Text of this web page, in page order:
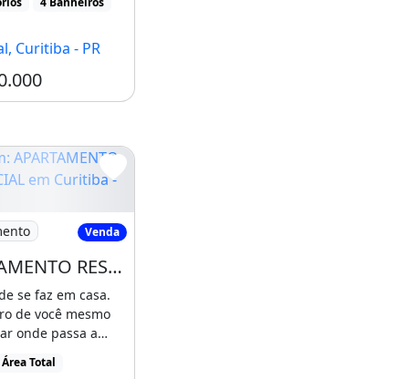
Curitiba - PR
RESIDENCIAL em Curitiba - PR
Venda
APARTAMENTO RESIDENCIAL em Curitiba - PR, Cabral
se faz em casa.
de você mesmo
onde passa a
do tempo. [...]
Total